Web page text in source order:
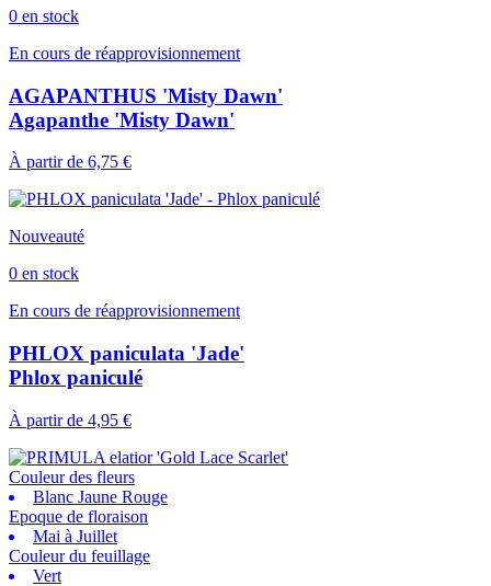
0 en stock
En cours de réapprovisionnement
AGAPANTHUS 'Misty Dawn'
Agapanthe 'Misty Dawn'
À partir de 6,75 €
Nouveauté
0 en stock
En cours de réapprovisionnement
PHLOX paniculata 'Jade'
Phlox paniculé
À partir de 4,95 €
Couleur des fleurs
Blanc Jaune Rouge
Epoque de floraison
Mai à Juillet
Couleur du feuillage
Vert